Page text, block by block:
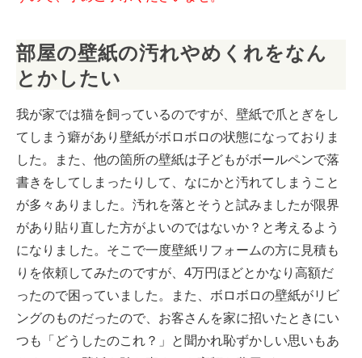
部屋の壁紙の汚れやめくれをなん
とかしたい
我が家では猫を飼っているのですが、壁紙で爪とぎをし
てしまう癖があり壁紙がボロボロの状態になっておりま
した。また、他の箇所の壁紙は子どもがボールペンで落
書きをしてしまったりして、なにかと汚れてしまうこと
が多々ありました。汚れを落とそうと試みましたが限界
があり貼り直した方がよいのではないか？と考えるよう
になりました。そこで一度壁紙リフォームの方に見積も
りを依頼してみたのですが、4万円ほどとかなり高額だ
ったので困っていました。また、ボロボロの壁紙がリビ
ングのものだったので、お客さんを家に招いたときにい
つも「どうしたのこれ？」と聞かれ恥ずかしい思いもあ